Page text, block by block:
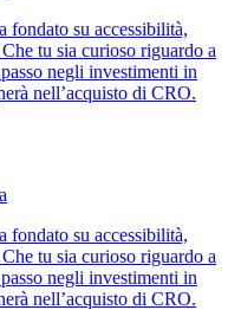
fondato su accessibilità,
tu sia curioso riguardo a
negli investimenti in
nell’acquisto di CRO.
fondato su accessibilità,
tu sia curioso riguardo a
negli investimenti in
nell’acquisto di CRO.